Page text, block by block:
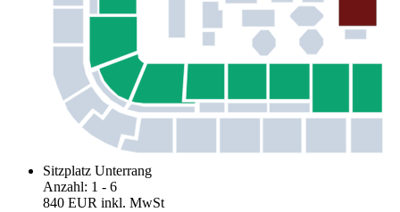
Sitzplatz Unterrang
Anzahl: 1 - 6
840 EUR inkl. MwSt